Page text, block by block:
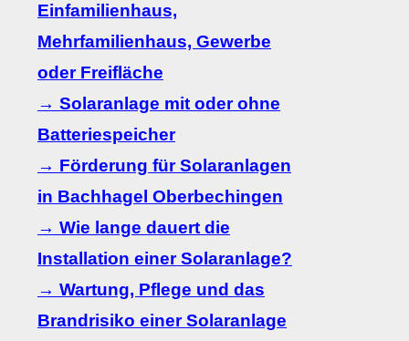
Einfamilienhaus,
Mehrfamilienhaus, Gewerbe
oder Freifläche
→ Solaranlage mit oder ohne
Batteriespeicher
→ Förderung für Solaranlagen
in Bachhagel Oberbechingen
→ Wie lange dauert die
Installation einer Solaranlage?
→ Wartung, Pflege und das
Brandrisiko einer Solaranlage